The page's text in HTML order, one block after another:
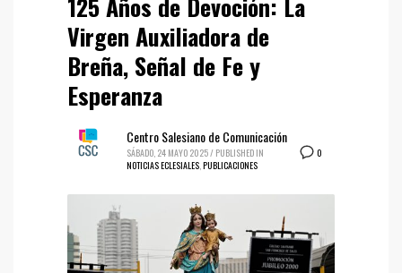
Virgen Auxiliadora de
Breña, Señal de Fe y
Esperanza
0
Centro Salesiano de Comunicación
SÁBADO, 24 MAYO 2025/ PUBLISHED IN
NOTICIAS ECLESIALES PUBLICACIONES